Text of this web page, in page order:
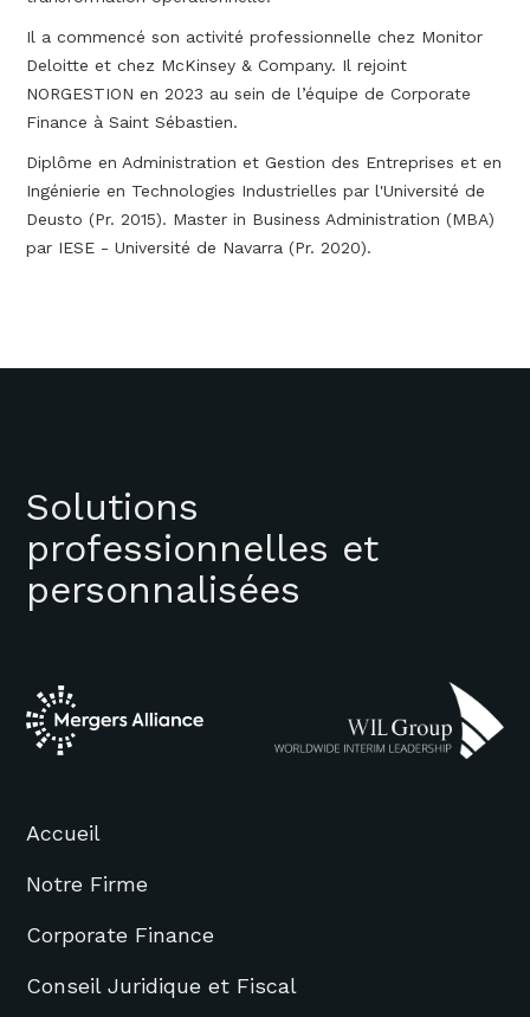
Il a commencé son activité professionnelle chez Monitor
Deloitte et chez McKinsey & Company. Il rejoint
NORGESTION en 2023 au sein de l’équipe de Corporate
Finance à Saint Sébastien.
Diplôme en Administration et Gestion des Entreprises et en
Ingénierie en Technologies Industrielles par l'Université de
Deusto (Pr. 2015). Master in Business Administration (MBA)
par IESE - Université de Navarra (Pr. 2020).
Solutions
professionnelles et
personnalisées
Accueil
Notre Firme
Corporate Finance
Conseil Juridique et Fiscal